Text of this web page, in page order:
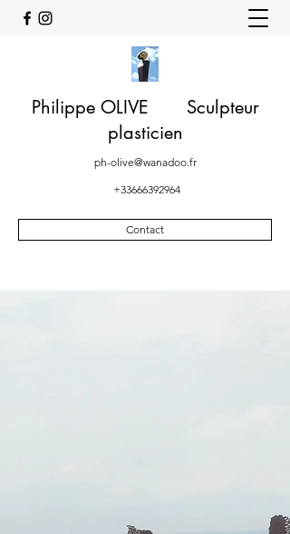
Philippe OLIVE Sculpteur
plasticien
ph-olive@wanadoo.fr
+33666392964
Contact